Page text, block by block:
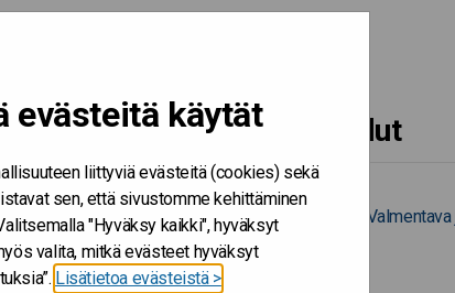
evästeitä käytät
liittyviä evästeitä (cookies) sekä
sen, että sivustomme kehittäminen
"Hyväksy kaikki", hyväksyt
valita, mitkä evästeet hyväksyt
Lisätietoa evästeistä >
Työkalut